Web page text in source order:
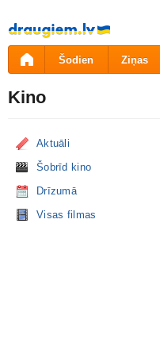
Pāriet
uz
saturu
Šodien Ziņas
Kino
Aktuāli
Šobrīd kino
Drīzumā
Visas filmas